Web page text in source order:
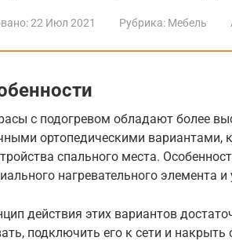
22 Июл 2021 Рубрика: Мебель
с подогревом обладают более
ортопедическими вариантами,
спального места.
нагревательного элемента
действия этих вариантов
подключить его к сети и